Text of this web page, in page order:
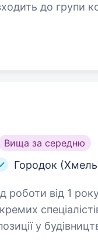
до групи
драйвових…
Вища за середню
Городок
року. Запрошуємо на
Компанія МУР —
будівництві